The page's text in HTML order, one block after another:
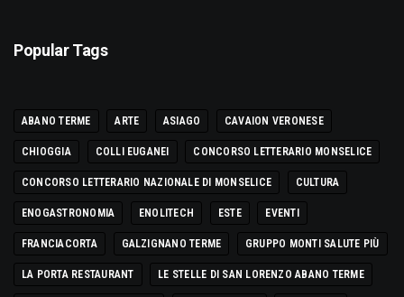
Popular Tags
ABANO TERME ARTE ASIAGO CAVAION VERONESE
CHIOGGIA COLLI EUGANEI CONCORSO LETTERARIO MONSELICE
CONCORSO LETTERARIO NAZIONALE DI MONSELICE CULTURA
ENOGASTRONOMIA ENOLITECH ESTE EVENTI
FRANCIACORTA GALZIGNANO TERME GRUPPO MONTI SALUTE PIÙ
LA PORTA RESTAURANT LE STELLE DI SAN LORENZO ABANO TERME